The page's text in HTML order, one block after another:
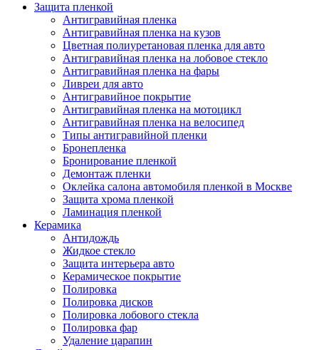
Защита пленкой
Антигравийная пленка
Антигравийная пленка на кузов
Цветная полиуретановая пленка для авто
Антигравийная пленка на лобовое стекло
Антигравийная пленка на фары
Ливреи для авто
Антигравийное покрытие
Антигравийная пленка на мотоцикл
Антигравийная пленка на велосипед
Типы антигравийной пленки
Бронепленка
Бронирование пленкой
Демонтаж пленки
Оклейка салона автомобиля пленкой в Москве
Защита хрома пленкой
Ламинация пленкой
Керамика
Антидождь
Жидкое стекло
Защита интерьера авто
Керамическое покрытие
Полировка
Полировка дисков
Полировка лобового стекла
Полировка фар
Удаление царапин